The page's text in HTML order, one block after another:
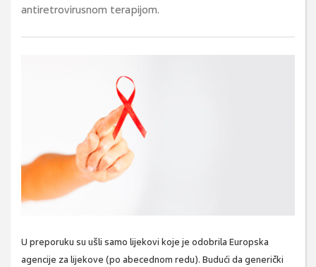
antiretrovirusnom terapijom.
U preporuku su ušli samo lijekovi koje je odobrila Europska
agencije za lijekove (po abecednom redu). Budući da generički